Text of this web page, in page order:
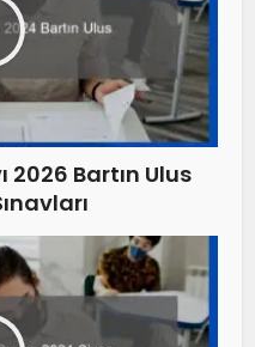
2026 Bartın Ulus